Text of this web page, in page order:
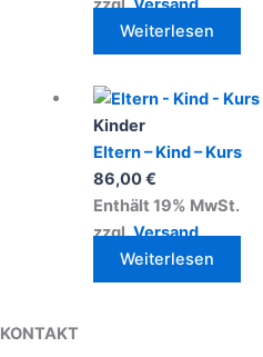
zzgl.Versand
Weiterlesen
Kinder
Eltern – Kind – Kurs
86,00€
Enthält 19% MwSt.
zzgl.Versand
Weiterlesen
KONTAKT